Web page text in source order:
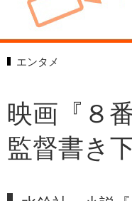
エンタメ
映画『８
監督書き